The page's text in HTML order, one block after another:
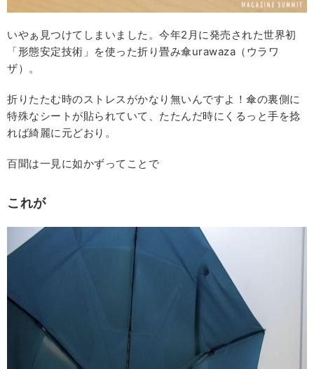
いやぁ見つけてしまいました。今年2月に発売された世界初
「形態安定技術」を使った折り畳み傘urawaza（ウラワ
ザ）。
折りたたむ時のストレスがかなり無いんですよ！傘の裏側に
特殊なシートが貼られていて、たたんだ時にくるっと手を捻
れば綺麗に元どおり。
百聞は一見に如かずってことで
これが